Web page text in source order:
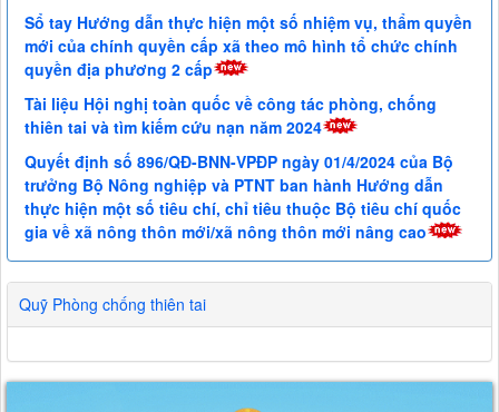
Sổ tay Hướng dẫn thực hiện một số nhiệm vụ, thẩm quyền
mới của chính quyền cấp xã theo mô hình tổ chức chính
quyền địa phương 2 cấp
Tài liệu Hội nghị toàn quốc về công tác phòng, chống
thiên tai và tìm kiếm cứu nạn năm 2024
Quyết định số 896/QĐ-BNN-VPĐP ngày 01/4/2024 của Bộ
trưởng Bộ Nông nghiệp và PTNT ban hành Hướng dẫn
thực hiện một số tiêu chí, chỉ tiêu thuộc Bộ tiêu chí quốc
gia về xã nông thôn mới/xã nông thôn mới nâng cao
Quỹ Phòng chống thiên tai